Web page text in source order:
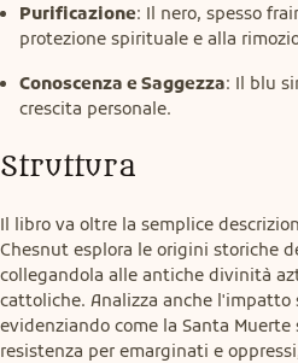
Purificazione: Il nero, spesso
protezione spirituale e alla
Conoscenza e Saggezza: Il blu
crescita personale.
Struttura
Il libro va oltre la semplice
Chesnut esplora le origini storiche
collegandola alle antiche divinità
cattoliche. Analizza anche l'impatto
evidenziando come la Santa
resistenza per emarginati e